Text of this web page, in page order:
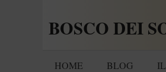
BOSCO DEI
HOME BLOG